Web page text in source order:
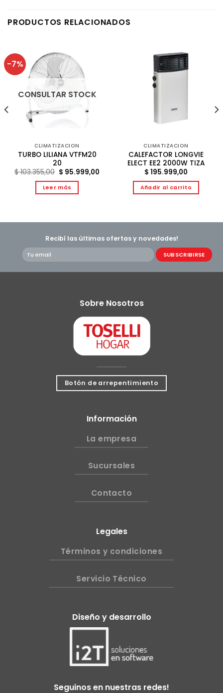
PRODUCTOS RELACIONADOS
-7%
CONSULTAR STOCK
CLIMATIZACION
TURBO LILIANA VTFM20
20
$103.355,00 El
original
era:
$ 95.999,00
Leer más
CLIMATIZACION
CALEFACTOR LONGVIE
ELECT EE2 2000W TIZA
$ 195.999,00
Añadir al carrito
Recibí las últimas ofertas y novedades!
Sobre Nosotros
Botón de arrepentimiento
Información
La empresa
Sucursales
Contacto
Legales
Términos y condiciones
Servicio Técnico
Diseño y desarrollo
Seguinos en nuestras redes!